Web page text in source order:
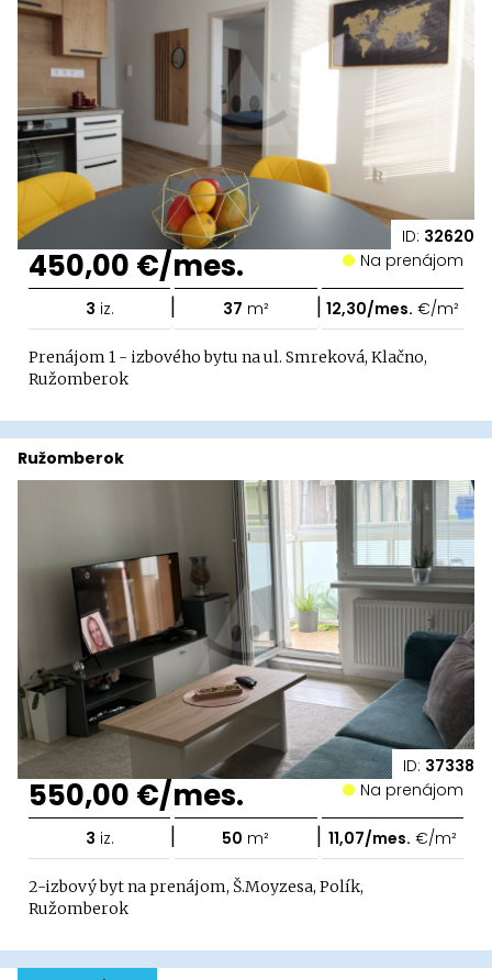
ID: 32620
450,00 €/mes. Na prenájom
3 iz. | 37 m² | 12,30/mes. €/m²
Prenájom 1 - izbového bytu na ul. Smreková, Klačno,
Ružomberok
ID: 37338
Ružomberok
550,00 €/mes. Na prenájom
3 iz. | 50 m² | 11,07/mes. €/m²
2-izbový byt na prenájom, Š.Moyzesa, Polík,
Ružomberok